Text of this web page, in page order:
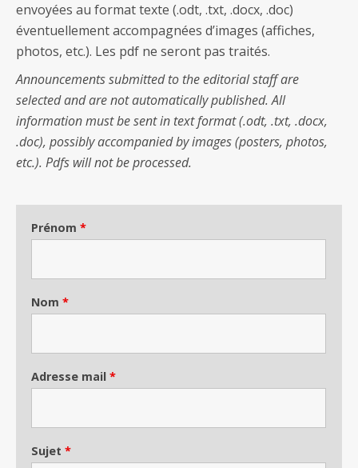
envoyées au format texte (.odt, .txt, .docx, .doc)
éventuellement accompagnées d’images (affiches,
photos, etc.). Les pdf ne seront pas traités.
Announcements submitted to the editorial staff are
selected and are not automatically published. All
information must be sent in text format (.odt, .txt, .docx,
.doc), possibly accompanied by images (posters, photos,
etc.). Pdfs will not be processed.
Prénom *
Nom *
Adresse mail *
Sujet *